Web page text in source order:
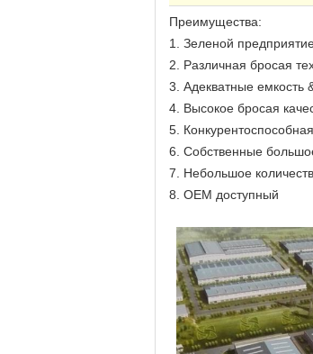
Преимущества:
1. Зеленой
2. Различная бросая
3. Адекватные емкость
4. Высокое бросая
5.
6. Собственные
7. Небольшое
8. OEM доступный